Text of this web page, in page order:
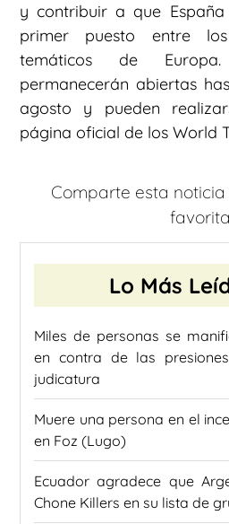
y contribuir a que
primer puesto entre
temáticos de
permanecerán abiertas
agosto y pueden
página oficial de los World
Comparte esta
favorita
Lo Más
Miles de personas se
en contra de las
judicatura
Muere una persona en el
en Foz (Lugo)
Ecuador agradece que
Chone Killers en su lista de